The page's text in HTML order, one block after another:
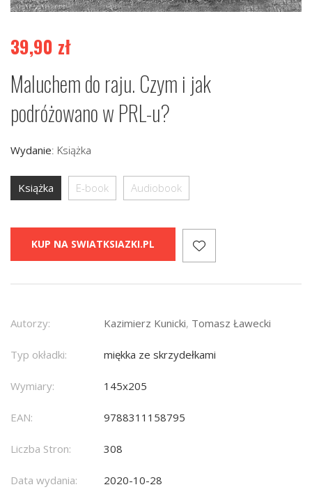
39,90 zł
Maluchem do raju. Czym i jak
podróżowano w PRL-u?
Wydanie: Książka
Książka E-book Audiobook
KUP NA SWIATKSIAZKI.PL
Autorzy: Kazimierz Kunicki, Tomasz Ławecki
Typ okładki: miękka ze skrzydełkami
Wymiary: 145x205
EAN: 9788311158795
Liczba Stron: 308
Data wydania: 2020-10-28